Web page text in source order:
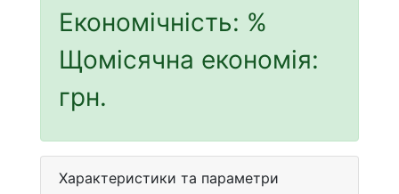
Економічність: %
Щомісячна економія:
грн.
Характеристики та параметри